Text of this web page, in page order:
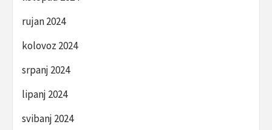
rujan 2024
kolovoz 2024
srpanj 2024
lipanj 2024
svibanj 2024